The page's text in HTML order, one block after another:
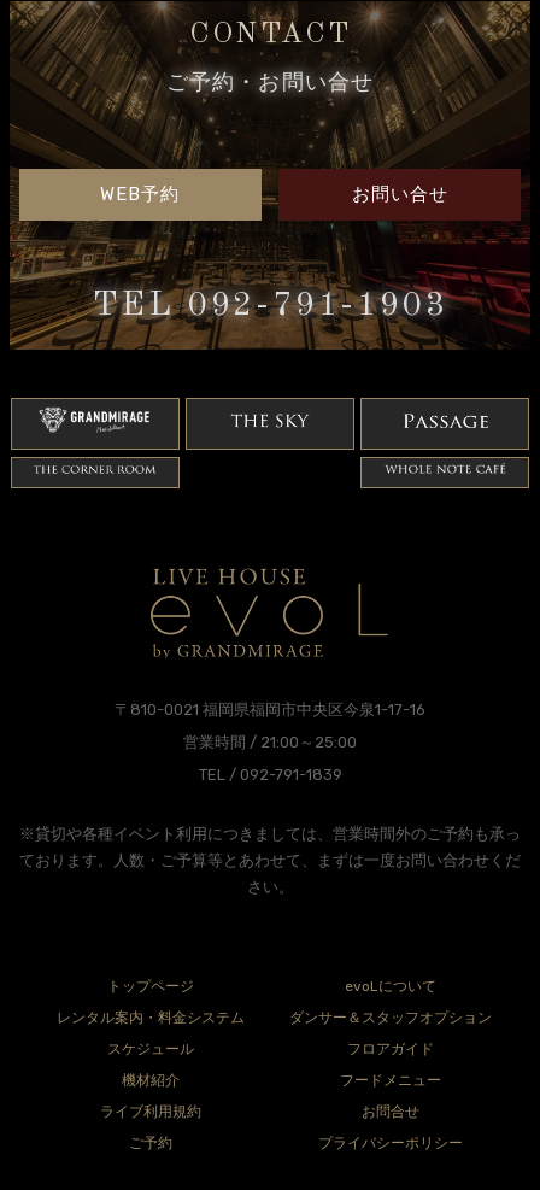
CONTACT
ご予約・お問い合せ
WEB予約 お問い合せ
TEL 092-791-1903
〒810-0021 福岡県福岡市中央区今泉1-17-16
営業時間 / 21:00～25:00
TEL / 092-791-1839
※貸切や各種イベント利用につきましては、営業時間外のご予約も承っ
ております。人数・ご予算等とあわせて、まずは一度お問い合わせくだ
さい。
トップページ
evoLについて
レンタル案内・料金システム
ダンサー＆スタッフオプション
スケジュール
フロアガイド
機材紹介
フードメニュー
ライブ利用規約
お問合せ
ご予約
プライバシーポリシー